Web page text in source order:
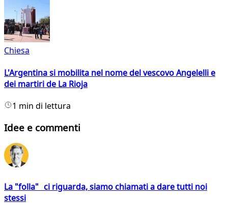
Chiesa
L'Argentina si mobilita nel nome del vescovo Angelelli e
dei martiri de La Rioja
1 min di lettura
Idee e commenti
La "folla" ci riguarda, siamo chiamati a dare tutti noi
stessi